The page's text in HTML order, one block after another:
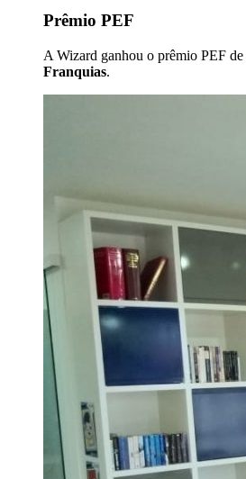
Prêmio PEF
A Wizard ganhou o prêmio PEF de
Franquias.